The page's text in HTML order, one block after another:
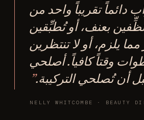
دائماً تقريباً واحد من
بعنف، أو تُطبِّقين
يلزم، أو لا تنتظرين
وقتاً كافياً. أصلحي
أن تُصلحي التركيبة.
— NELLY WHITCOMBE · BEAUTY